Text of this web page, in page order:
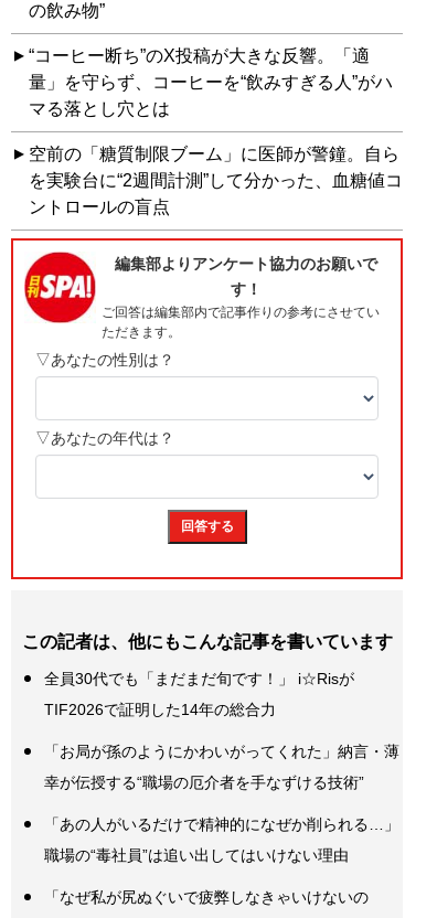
の飲み物”
“コーヒー断ち”のX投稿が大きな反響。「適
量」を守らず、コーヒーを“飲みすぎる人”がハ
マる落とし穴とは
空前の「糖質制限ブーム」に医師が警鐘。自ら
を実験台に“2週間計測”して分かった、血糖値コ
ントロールの盲点
この記者は、他にもこんな記事を書いています
全員30代でも「まだまだ旬です！」 i☆Risが
TIF2026で証明した14年の総合力
「お局が孫のようにかわいがってくれた」納言・薄
幸が伝授する“職場の厄介者を手なずける技術”
「あの人がいるだけで精神的になぜか削られる…」
職場の“毒社員”は追い出してはいけない理由
「なぜ私が尻ぬぐいで疲弊しなきゃいけないの